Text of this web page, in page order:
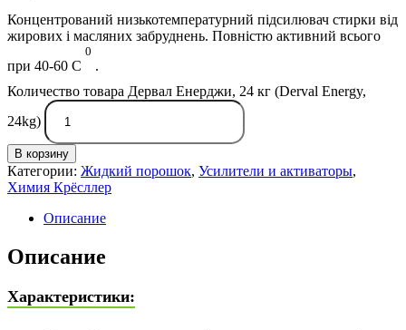
Концентрований низькотемпературний підсилювач стирки від
жирових і масляних забруднень. Повністю активний всього
при 40-60 С
0
.
Количество товара Дервал Енерджи, 24 кг (Derval Energy,
24kg)
В корзину
Категории: Жидкий порошок, Усилители и активаторы,
Химия Крёсллер
Описание
Описание
Характеристики: